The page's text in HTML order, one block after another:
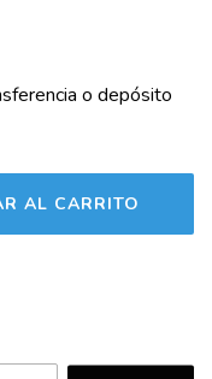
o depósito